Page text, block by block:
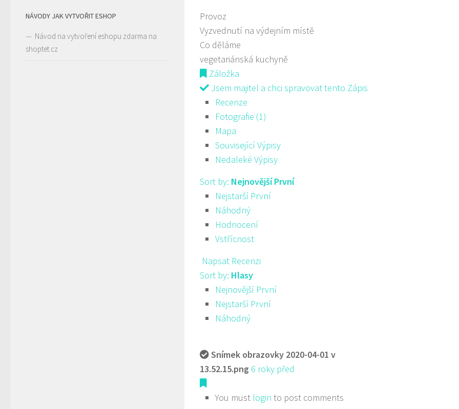
Provoz
Vyzvednutí na výdejním místě
Co děláme
vegetariánská kuchyně
Záložka
Jsem majitel a chci spravovat tento Zápis
Recenze
Fotografie (1)
Mapa
Související Výpisy
Nedaleké Výpisy
Sort by: Nejnovější První
Nejstarší První
Náhodný
Hodnocení
Vstřícnost
Napsat Recenzi
Sort by: Hlasy
Nejnovější První
Nejstarší První
Náhodný
Snímek obrazovky 2020-04-01 v
13.52.15.png 6 roky před
You must login to post comments
NÁVODY JAK VYTVOŘIT ESHOP
Návod na vytvoření eshopu zdarma na
shoptet.cz